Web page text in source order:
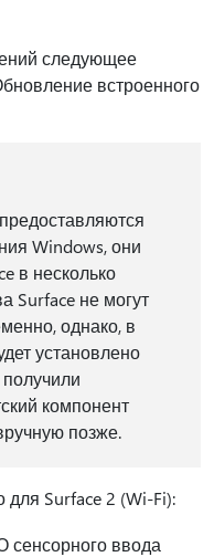
следующее
встроенного
Windows, они
в несколько
Surface не могут
однако, в
установлено
компонент
позже.
для Surface 2 (Wi-Fi):
сенсорного ввода